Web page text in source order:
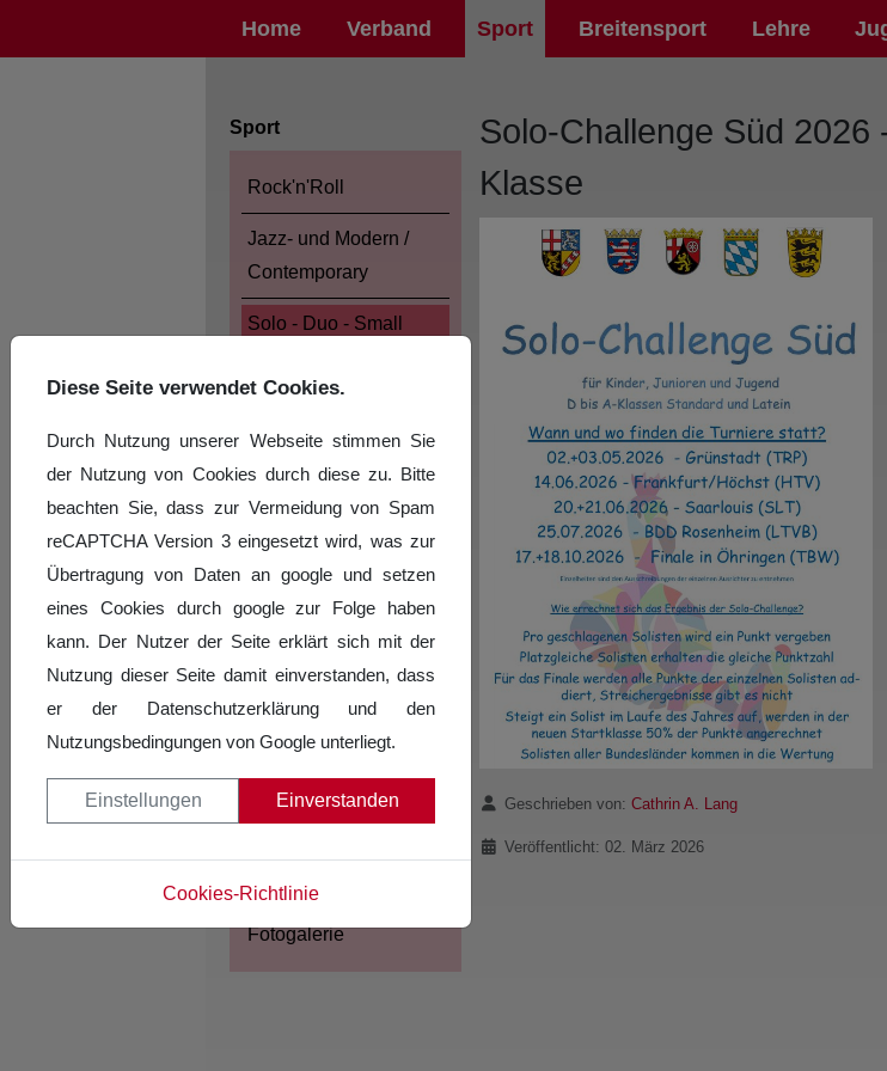
Home Verband Sport Breitensport Lehre
Sport
Rock'n'Roll
Jazz- und Modern /
Contemporary
Solo - Duo - Small
Standard
Turnierergebnisse Solo-
Challenge Süd 2026
Turnierergebnisse Solo-
Challenge Süd 2025
Turnierergebnisse Solo-
Challenge Süd 2024
Turnierergebnisse Solo-
Challenge Süd 2023
Landeskader
Turnierergebnisse
Fotogalerie
Solo-Challenge Süd 2026
Klasse
DetailsGeschrieben von: Cathrin A. Lang
Veröffentlicht: 02. März 2026
Diese Seite verwendet Cookies.
Durch Nutzung unserer Webseite stimmen Sie
der Nutzung von Cookies durch diese zu. Bitte
beachten Sie, dass zur Vermeidung von Spam
reCAPTCHA Version 3 eingesetzt wird, was zur
Übertragung von Daten an google und setzen
eines Cookies durch google zur Folge haben
kann. Der Nutzer der Seite erklärt sich mit der
Nutzung dieser Seite damit einverstanden, dass
er der Datenschutzerklärung und den
Nutzungsbedingungen von Google unterliegt.
Einstellungen Einverstanden
Cookies-Richtlinie